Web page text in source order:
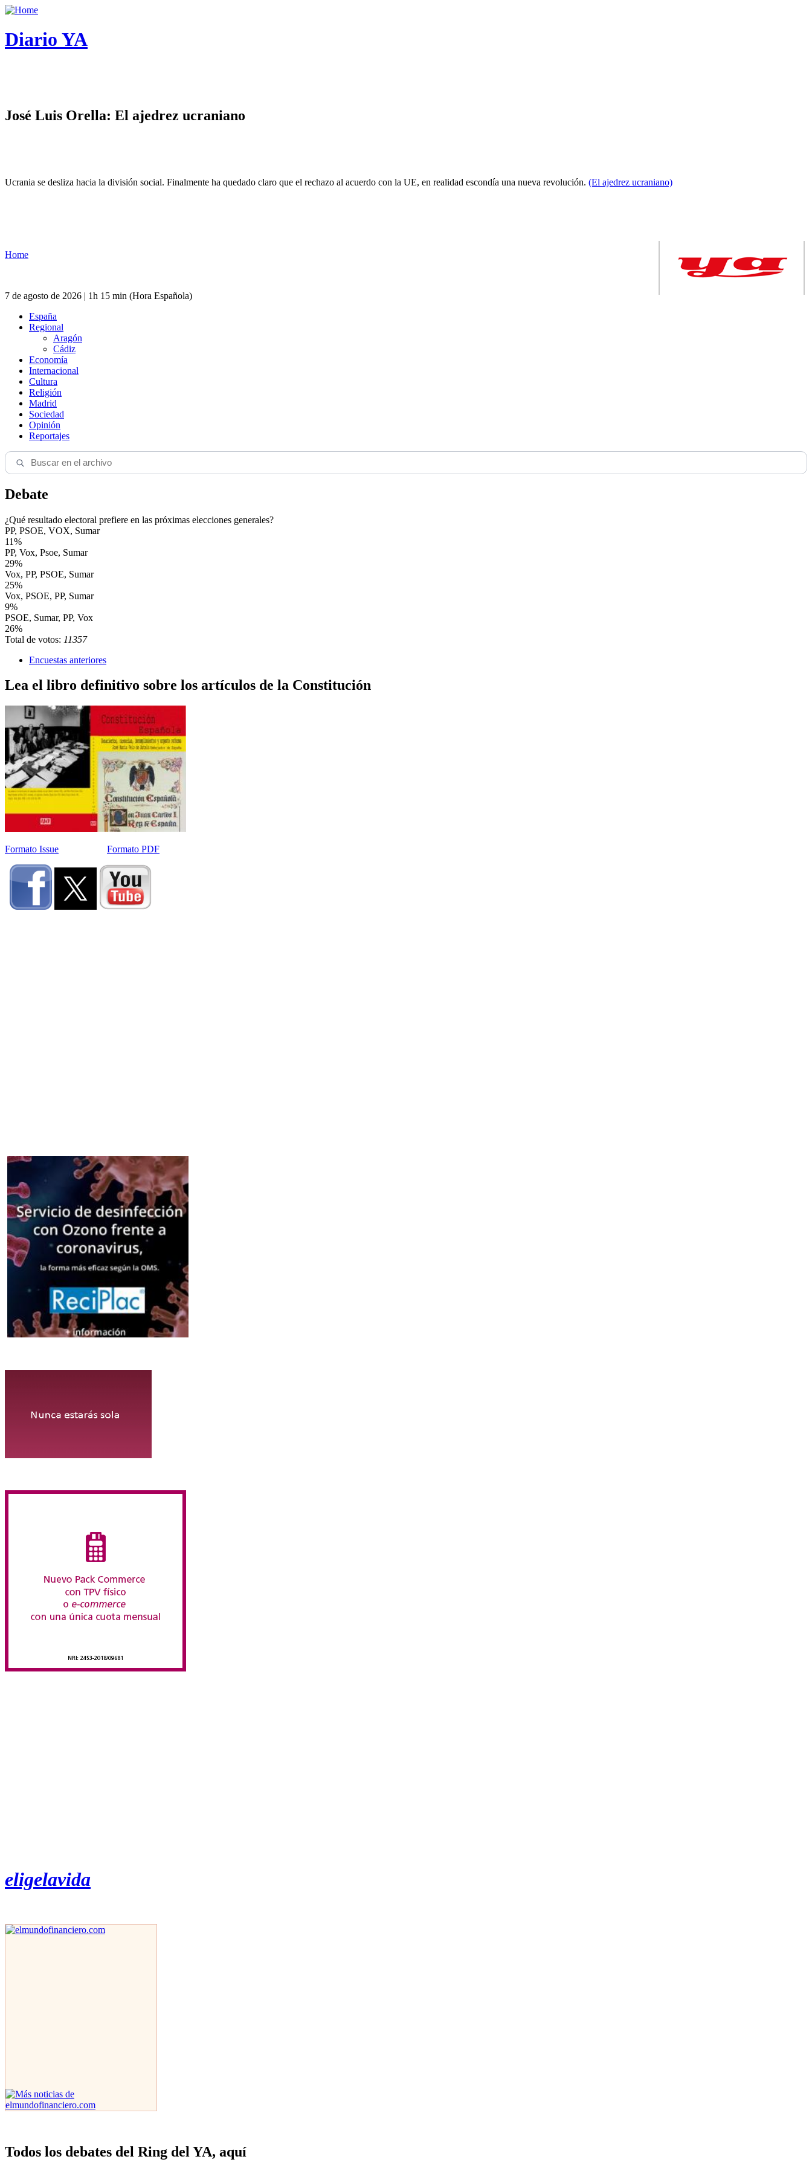
Diario YA
José Luis Orella: El ajedrez ucraniano
Ucrania se desliza hacia la división social. Finalmente ha quedado claro que el rechazo al acuerdo con la UE, en realidad escondía una nueva revolución. (El ajedrez ucraniano)
Home
7 de agosto de 2026 | 1h 15 min (Hora Española)
España
Regional
Aragón
Cádiz
Economía
Internacional
Cultura
Religión
Madrid
Sociedad
Opinión
Reportajes
Debate
¿Qué resultado electoral prefiere en las próximas elecciones generales?
PP, PSOE, VOX, Sumar
11%
PP, Vox, Psoe, Sumar
29%
Vox, PP, PSOE, Sumar
25%
Vox, PSOE, PP, Sumar
9%
PSOE, Sumar, PP, Vox
26%
Total de votos: 11357
Encuestas anteriores
Lea el libro definitivo sobre los artículos de la Constitución
Formato Issue Formato PDF
eligelavida
Todos los debates del Ring del YA, aquí